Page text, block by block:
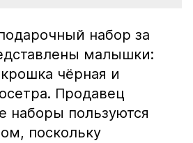
набор за
малышки:
чёрная и
Продавец
наборы пользуются
поскольку